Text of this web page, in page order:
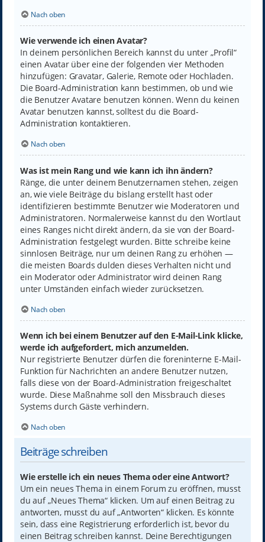
Nach oben
Wie verwende ich einen Avatar?
In deinem persönlichen Bereich kannst du unter „Profil“
einen Avatar über eine der folgenden vier Methoden
hinzufügen: Gravatar, Galerie, Remote oder Hochladen.
Die Board-Administration kann bestimmen, ob und wie
die Benutzer Avatare benutzen können. Wenn du keinen
Avatar benutzen kannst, solltest du die Board-
Administration kontaktieren.
Nach oben
Was ist mein Rang und wie kann ich ihn ändern?
Ränge, die unter deinem Benutzernamen stehen, zeigen
an, wie viele Beiträge du bislang erstellt hast oder
identifizieren bestimmte Benutzer wie Moderatoren und
Administratoren. Normalerweise kannst du den Wortlaut
eines Ranges nicht direkt ändern, da sie von der Board-
Administration festgelegt wurden. Bitte schreibe keine
sinnlosen Beiträge, nur um deinen Rang zu erhöhen —
die meisten Boards dulden dieses Verhalten nicht und
ein Moderator oder Administrator wird deinen Rang
unter Umständen einfach wieder zurücksetzen.
Nach oben
Wenn ich bei einem Benutzer auf den E-Mail-Link klicke,
werde ich aufgefordert, mich anzumelden.
Nur registrierte Benutzer dürfen die foreninterne E-Mail-
Funktion für Nachrichten an andere Benutzer nutzen,
falls diese von der Board-Administration freigeschaltet
wurde. Diese Maßnahme soll den Missbrauch dieses
Systems durch Gäste verhindern.
Nach oben
Beiträge schreiben
Wie erstelle ich ein neues Thema oder eine Antwort?
Um ein neues Thema in einem Forum zu eröffnen, musst
du auf „Neues Thema“ klicken. Um auf einen Beitrag zu
antworten, musst du auf „Antworten“ klicken. Es könnte
sein, dass eine Registrierung erforderlich ist, bevor du
einen Beitrag schreiben kannst. Deine Berechtigungen